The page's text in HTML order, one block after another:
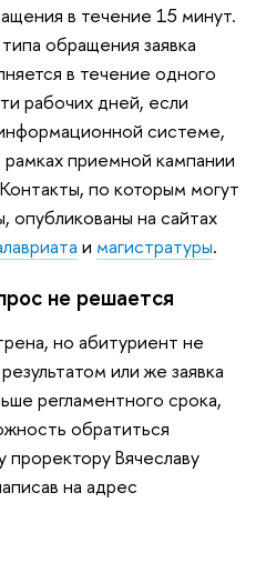
в течение 15 минут.
обращения заявка
в течение одного
рабочих дней, если
системе,
рамках приемной кампании
по которым могут
опубликованы на сайтах
и магистратуры.
не решается
но абитуриент не
или же заявка
регламентного срока,
обратиться
Вячеславу
на адрес